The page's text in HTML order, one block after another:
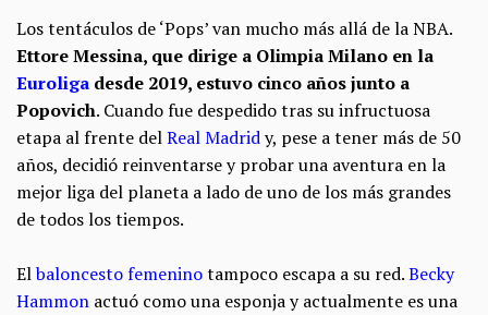
Los tentáculos de ‘Pops’ van mucho más allá de la NBA.
Ettore Messina, que dirige a Olimpia Milano en la
Euroliga desde 2019, estuvo cinco años junto a
Popovich. Cuando fue despedido tras su infructuosa
etapa al frente delReal Madridy, pese a tener más de 50
años, decidió reinventarse y probar una aventura en la
mejor liga del planeta a lado de uno de los más grandes
de todos los tiempos.
Elbaloncesto femeninotampoco escapa a su red.Becky
Hammon actuó como una esponja y actualmente es una